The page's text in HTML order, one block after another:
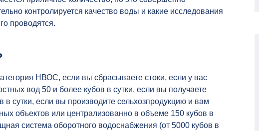
контролируется качество воды и какие исследования
проводятся.
НВОС, если вы сбрасываете стоки, если у вас
вод 50 и более кубов в сутки, если вы получаете
в сутки, если вы производите сельхозпродукцию и вам
объектов или централизованно в объеме 150 кубов в
система оборотного водоснабжения (от 5000 кубов в